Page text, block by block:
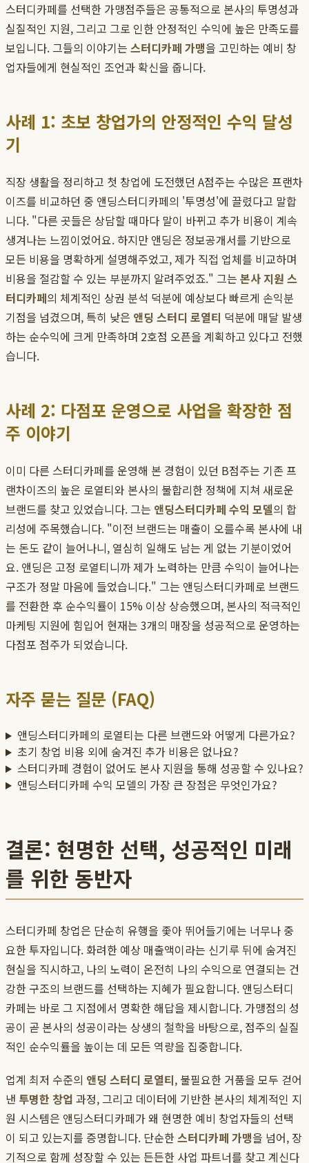
스터디카페를 선택한 가맹점주들은 공통적으로 본사의 투명성과
실질적인 지원, 그리고 그로 인한 안정적인 수익에 높은 만족도를
보입니다. 그들의 이야기는 스터디카페 가맹을 고민하는 예비 창
업자들에게 현실적인 조언과 확신을 줍니다.
사례 1: 초보 창업가의 안정적인 수익 달성
기
직장 생활을 정리하고 첫 창업에 도전했던 A점주는 수많은 프랜차
이즈를 비교하던 중 앤딩스터디카페의 '투명성'에 끌렸다고 말합
니다. "다른 곳들은 상담할 때마다 말이 바뀌고 추가 비용이 계속
생겨나는 느낌이었어요. 하지만 앤딩은 정보공개서를 기반으로
모든 비용을 명확하게 설명해주었고, 제가 직접 업체를 비교하며
비용을 절감할 수 있는 부분까지 알려주었죠." 그는 본사 지원 스
터디카페의 체계적인 상권 분석 덕분에 예상보다 빠르게 손익분
기점을 넘겼으며, 특히 낮은 앤딩 스터디 로열티 덕분에 매달 발생
하는 순수익에 크게 만족하며 2호점 오픈을 계획하고 있다고 전했
습니다.
사례 2: 다점포 운영으로 사업을 확장한 점
주 이야기
이미 다른 스터디카페를 운영해 본 경험이 있던 B점주는 기존 프
랜차이즈의 높은 로열티와 본사의 불합리한 정책에 지쳐 새로운
브랜드를 찾고 있었습니다. 그는 앤딩스터디카페 수익 모델의 합
리성에 주목했습니다. "이전 브랜드는 매출이 오를수록 본사에 내
는 돈도 같이 늘어나니, 열심히 일해도 남는 게 없는 기분이었어
요. 앤딩은 고정 로열티니까 제가 노력하는 만큼 수익이 늘어나는
구조가 정말 마음에 들었습니다." 그는 앤딩스터디카페로 브랜드
를 전환한 후 순수익률이 15% 이상 상승했으며, 본사의 적극적인
마케팅 지원에 힘입어 현재는 3개의 매장을 성공적으로 운영하는
다점포 점주가 되었습니다.
자주 묻는 질문 (FAQ)
앤딩스터디카페의 로열티는 다른 브랜드와 어떻게 다른가요?
초기 창업 비용 외에 숨겨진 추가 비용은 없나요?
스터디카페 경험이 없어도 본사 지원을 통해 성공할 수 있나요?
앤딩스터디카페 수익 모델의 가장 큰 장점은 무엇인가요?
결론: 현명한 선택, 성공적인 미래
를 위한 동반자
스터디카페 창업은 단순히 유행을 좇아 뛰어들기에는 너무나 중
요한 투자입니다. 화려한 예상 매출액이라는 신기루 뒤에 숨겨진
현실을 직시하고, 나의 노력이 온전히 나의 수익으로 연결되는 건
강한 구조의 브랜드를 선택하는 지혜가 필요합니다. 앤딩스터디
카페는 바로 그 지점에서 명확한 해답을 제시합니다. 가맹점의 성
공이 곧 본사의 성공이라는 상생의 철학을 바탕으로, 점주의 실질
적인 순수익률을 높이는 데 모든 역량을 집중합니다.
업계 최저 수준의 앤딩 스터디 로열티, 불필요한 거품을 모두 걷어
낸 투명한 창업 과정, 그리고 데이터에 기반한 본사의 체계적인 지
원 시스템은 앤딩스터디카페가 왜 현명한 예비 창업자들의 선택
이 되고 있는지를 증명합니다. 단순한스터디카페 가맹을 넘어, 장
기적으로 함께 성장할 수 있는 든든한 사업 파트너를 찾고 계신다